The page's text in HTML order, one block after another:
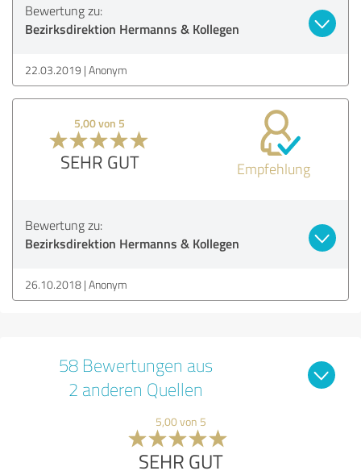
Bewertung zu:
Bezirksdirektion Hermanns & Kollegen
22.03.2019 Anonym
5,00 von 5
SEHR GUT Empfehlung
Bewertung zu:
Bezirksdirektion Hermanns & Kollegen
26.10.2018 Anonym
58 Bewertungen aus
2 anderen Quellen
5,00 von 5
SEHR GUT